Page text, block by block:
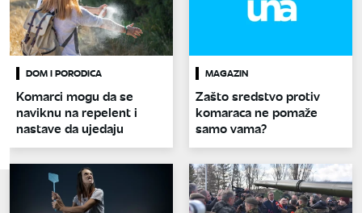
DOM I PORODICA
Komarci mogu da se
naviknu na repelent i
nastave da ujedaju
MAGAZIN
Zašto sredstvo protiv
komaraca ne pomaže
samo vama?